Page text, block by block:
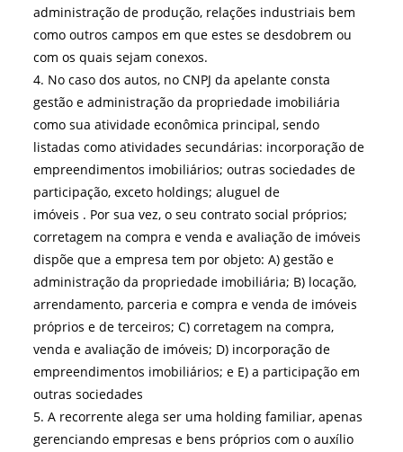
administração de produção, relações industriais bem
como outros campos em que estes se desdobrem ou
com os quais sejam conexos.
4. No caso dos autos, no CNPJ da apelante consta
gestão e administração da propriedade imobiliária
como sua atividade econômica principal, sendo
listadas como atividades secundárias: incorporação de
empreendimentos imobiliários; outras sociedades de
participação, exceto holdings; aluguel de
imóveis . Por sua vez, o seu contrato social próprios;
corretagem na compra e venda e avaliação de imóveis
dispõe que a empresa tem por objeto: A) gestão e
administração da propriedade imobiliária; B) locação,
arrendamento, parceria e compra e venda de imóveis
próprios e de terceiros; C) corretagem na compra,
venda e avaliação de imóveis; D) incorporação de
empreendimentos imobiliários; e E) a participação em
outras sociedades
5. A recorrente alega ser uma holding familiar, apenas
gerenciando empresas e bens próprios com o auxílio